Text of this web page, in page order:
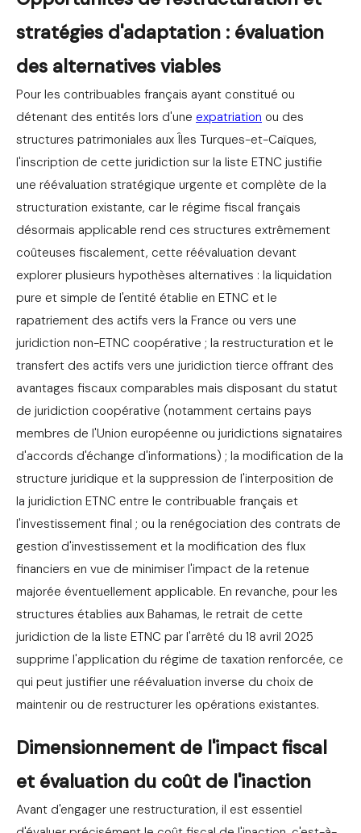
stratégies d'adaptation : évaluation
des alternatives viables
Pour les contribuables français ayant constitué ou
détenant des entités lors d'une expatriation ou des
structures patrimoniales aux Îles Turques-et-Caïques,
l'inscription de cette juridiction sur la liste ETNC justifie
une réévaluation stratégique urgente et complète de la
structuration existante, car le régime fiscal français
désormais applicable rend ces structures extrêmement
coûteuses fiscalement, cette réévaluation devant
explorer plusieurs hypothèses alternatives : la liquidation
pure et simple de l'entité établie en ETNC et le
rapatriement des actifs vers la France ou vers une
juridiction non-ETNC coopérative ; la restructuration et le
transfert des actifs vers une juridiction tierce offrant des
avantages fiscaux comparables mais disposant du statut
de juridiction coopérative (notamment certains pays
membres de l'Union européenne ou juridictions signataires
d'accords d'échange d'informations) ; la modification de la
structure juridique et la suppression de l'interposition de
la juridiction ETNC entre le contribuable français et
l'investissement final ; ou la renégociation des contrats de
gestion d'investissement et la modification des flux
financiers en vue de minimiser l'impact de la retenue
majorée éventuellement applicable. En revanche, pour les
structures établies aux Bahamas, le retrait de cette
juridiction de la liste ETNC par l'arrêté du 18 avril 2025
supprime l'application du régime de taxation renforcée, ce
qui peut justifier une réévaluation inverse du choix de
maintenir ou de restructurer les opérations existantes.
Dimensionnement de l'impact fiscal
et évaluation du coût de l'inaction
Avant d'engager une restructuration, il est essentiel